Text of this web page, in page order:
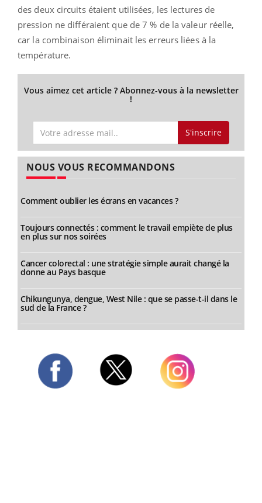
des deux circuits étaient utilisées, les lectures de
pression ne différaient que de 7 % de la valeur réelle,
car la combinaison éliminait les erreurs liées à la
température.
Vous aimez cet article ? Abonnez-vous à la newsletter
!
S'inscrire
NOUS VOUS RECOMMANDONS
Comment oublier les écrans en vacances ?
Toujours connectés : comment le travail empiète de plus
en plus sur nos soirées
Cancer colorectal : une stratégie simple aurait changé la
donne au Pays basque
Chikungunya, dengue, West Nile : que se passe-t-il dans le
sud de la France ?